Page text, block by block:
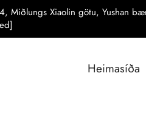
Xiaolin götu, Yushan
Heimasíða